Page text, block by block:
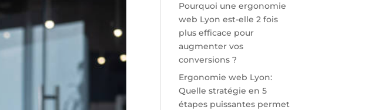
Pourquoi une ergonomie
web Lyon est-elle 2 fois
plus efficace pour
augmenter vos
conversions ?
Ergonomie web Lyon:
Quelle stratégie en 5
étapes puissantes permet